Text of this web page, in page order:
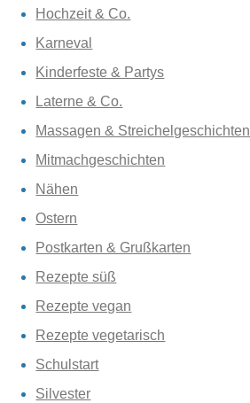
Hochzeit & Co.
Karneval
Kinderfeste & Partys
Laterne & Co.
Massagen & Streichelgeschichten
Mitmachgeschichten
Nähen
Ostern
Postkarten & Grußkarten
Rezepte süß
Rezepte vegan
Rezepte vegetarisch
Schulstart
Silvester